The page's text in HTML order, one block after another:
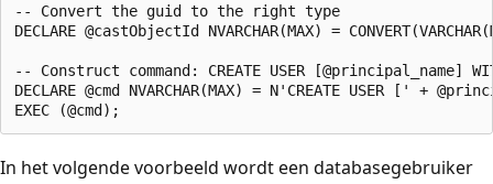
-- Convert the guid to the right type
DECLARE @castObjectId NVARCHAR(MAX) =
-- Construct command: CREATE USER [@principal_name]
DECLARE @cmd NVARCHAR(MAX) = N'CREATE USER ['
In het volgende voorbeeld wordt een databasegebruiker